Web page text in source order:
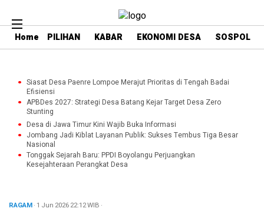
Home PILIHAN KABAR EKONOMI DESA SOSPOL
Siasat Desa Paenre Lompoe Merajut Prioritas di Tengah Badai
Efisiensi
APBDes 2027: Strategi Desa Batang Kejar Target Desa Zero
Stunting
Desa di Jawa Timur Kini Wajib Buka Informasi
Jombang Jadi Kiblat Layanan Publik: Sukses Tembus Tiga Besar
Nasional
Tonggak Sejarah Baru: PPDI Boyolangu Perjuangkan
Kesejahteraan Perangkat Desa
RAGAM· 1 Jun 202622:12WIB ·